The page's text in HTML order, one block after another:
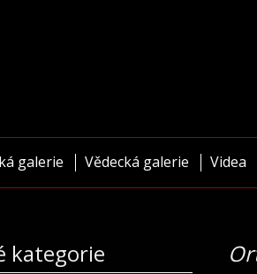
galerie Vědecká galerie Videa
kategorie